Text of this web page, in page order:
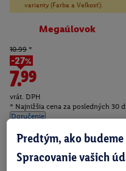
varianty (Farba a Veľkosť).
Megaúlovok
10.99 *
-27%
7.99
vrát. DPH
* Najnižšia cena za posledných 30
Doručenie
Číslo produktu: 100405465
Predtým, ako
Spracovanie vašich